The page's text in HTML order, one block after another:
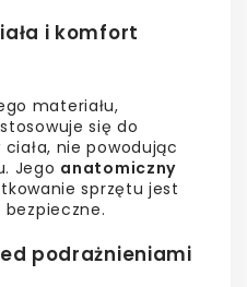
i komfort
materiału,
się do
nie powodując
Jego anatomiczny
sprzętu jest
podrażnieniami